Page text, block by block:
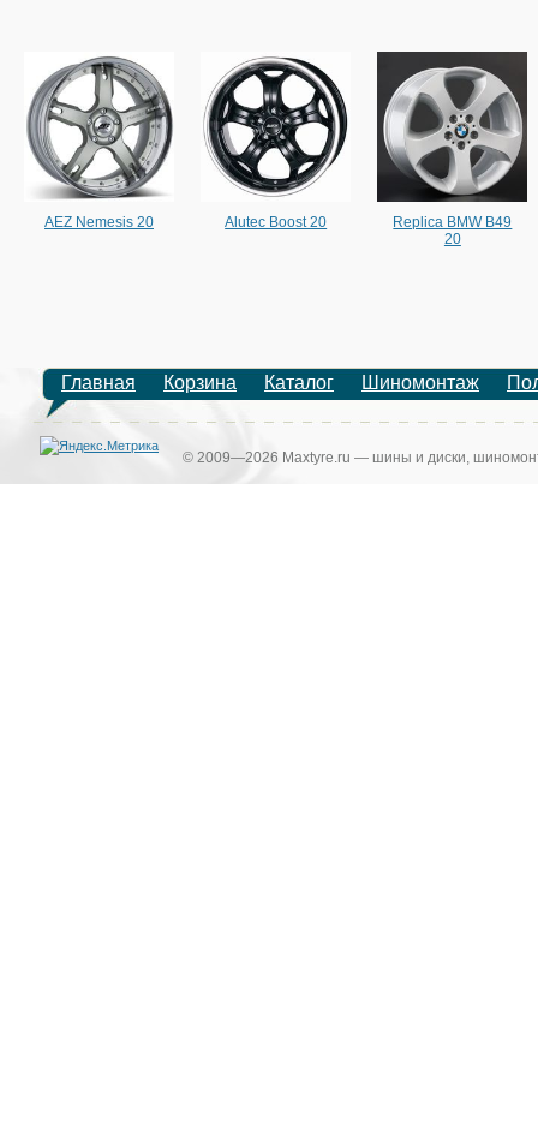
AEZ Nemesis 20 Alutec Boost 20
Replica BMW B49
20
Главная Корзина Каталог Шиномонтаж
© 2009—2026 Maxtyre.ru — шины и диски,